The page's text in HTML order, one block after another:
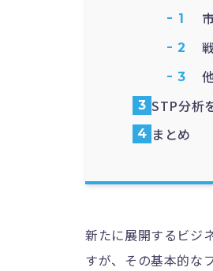
STP分析
まとめ
新たに展開するビジ
すが、その基本的な